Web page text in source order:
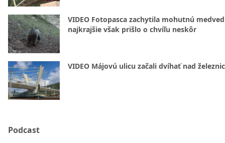
VIDEO Fotopasca zachytila mohutnú
najkrajšie však prišlo o chvíľu neskôr
VIDEO Májovú ulicu začali dvíhať nad
Podcast